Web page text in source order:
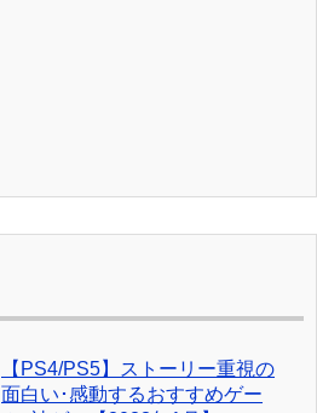
【PS4/PS5】ストーリー重視の
面白い･感動するおすすめゲー